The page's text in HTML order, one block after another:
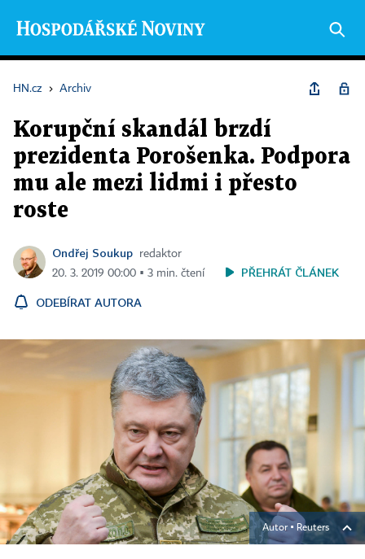
HN.cz › Archiv
Korupční skandál brzdí
prezidenta Porošenka. Podpora
mu ale mezi lidmi i přesto
roste
Ondřej Soukup
redaktor
20. 3. 2019 00:00 ▪ 3 min. čtení
PŘEHRÁT ČLÁNEK
ODEBÍRAT AUTORA
Autor ▪ Reuters